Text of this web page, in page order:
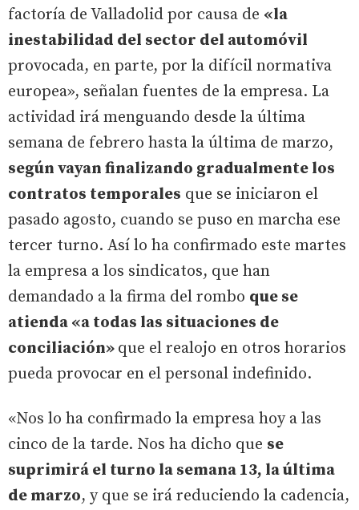
factoría de Valladolid por causa de «la
inestabilidad del sector del automóvil
provocada, en parte, por la difícil normativa
europea», señalan fuentes de la empresa. La
actividad irá menguando desde la última
semana de febrero hasta la última de marzo,
según vayan finalizando gradualmente los
contratos temporales que se iniciaron el
pasado agosto, cuando se puso en marcha ese
tercer turno. Así lo ha confirmado este martes
la empresa a los sindicatos, que han
demandado a la firma del rombo que se
atienda «a todas las situaciones de
conciliación» que el realojo en otros horarios
pueda provocar en el personal indefinido.
«Nos lo ha confirmado la empresa hoy a las
cinco de la tarde. Nos ha dicho que se
suprimirá el turno la semana 13, la última
de marzo, y que se irá reduciendo la cadencia,